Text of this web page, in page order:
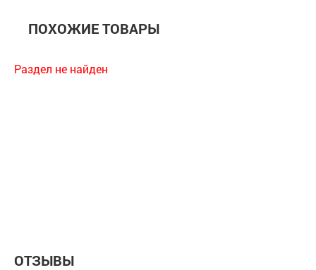
подарочной коробке
ПОХОЖИЕ ТОВАРЫ
Раздел не найден
ОТЗЫВЫ